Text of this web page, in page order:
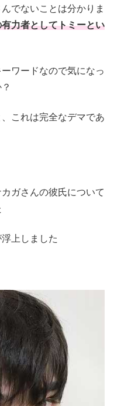
でないことは分かりま
力者としてトミーとい
ワードなので気になっ
これは完全なデマであ
ガさんの彼氏について
上しました